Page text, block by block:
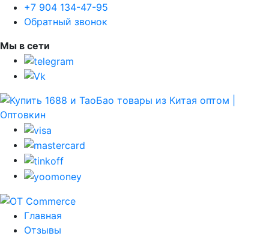
+7 904 134-47-95
Обратный звонок
Мы в сети
Главная
Отзывы